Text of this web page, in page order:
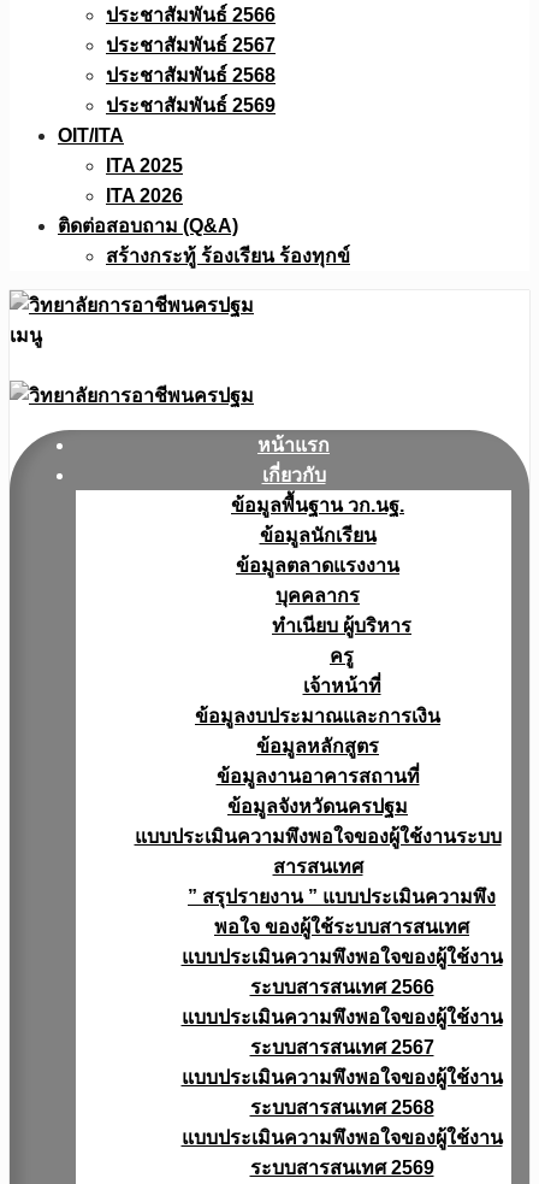
ประชาสัมพันธ์ 2566
ประชาสัมพันธ์ 2567
ประชาสัมพันธ์ 2568
ประชาสัมพันธ์ 2569
OIT/ITA
ITA 2025
ITA 2026
ติดต่อสอบถาม (Q&A)
สร้างกระทู้ ร้องเรียน ร้องทุกข์
เมนู
หน้าแรก
เกี่ยวกับ
ข้อมูลพื้นฐาน วก.นฐ.
ข้อมูลนักเรียน
ข้อมูลตลาดแรงงาน
บุคคลากร
ทำเนียบ ผู้บริหาร
ครู
เจ้าหน้าที่
ข้อมูลงบประมาณเเละการเงิน
ข้อมูลหลักสูตร
ข้อมูลงานอาคารสถานที่
ข้อมูลจังหวัดนครปฐม
แบบประเมินความพึงพอใจของผู้ใช้งานระบบ
สารสนเทศ
” สรุปรายงาน ” แบบประเมินความพึง
พอใจ ของผู้ใช้ระบบสารสนเทศ
แบบประเมินความพึงพอใจของผู้ใช้งาน
ระบบสารสนเทศ 2566
แบบประเมินความพึงพอใจของผู้ใช้งาน
ระบบสารสนเทศ 2567
แบบประเมินความพึงพอใจของผู้ใช้งาน
ระบบสารสนเทศ 2568
แบบประเมินความพึงพอใจของผู้ใช้งาน
ระบบสารสนเทศ 2569